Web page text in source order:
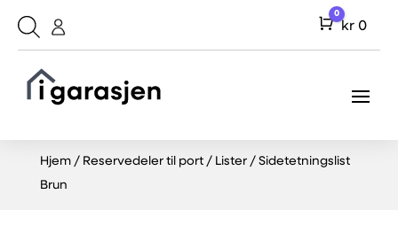
Cart
0
kr 0
Hjem/ Reservedeler til port/ Lister/ Sidetetningslist
Brun